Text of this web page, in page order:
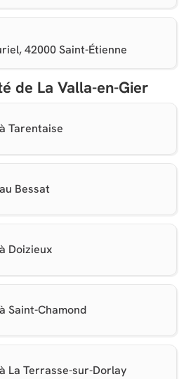
42000 Saint-Étienne
de La Valla-en-Gier
Tarentaise
Bessat
Doizieux
Saint-Chamond
La Terrasse-sur-Dorlay